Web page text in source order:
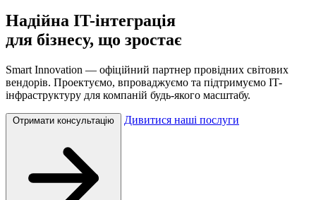
Надійна IT-інтеграція
для бізнесу, що зростає
Smart Innovation — офіційний партнер провідних світових
вендорів. Проектуємо, впроваджуємо та підтримуємо IT-
інфраструктуру для компаній будь-якого масштабу.
Дивитися наші послуги